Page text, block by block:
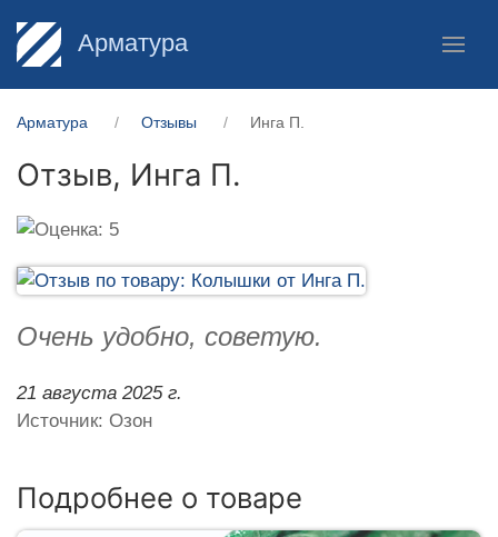
Арматура
Арматура Отзывы Инга П.
Отзыв, Инга П.
Очень удобно, советую.
21 августа 2025 г.
Источник: Озон
Подробнее о товаре